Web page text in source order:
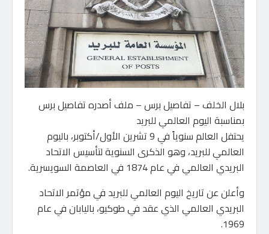
بلال الخلف – تفاصيل برس – ملف أصدره تفاصيل برس
بمناسبة اليوم العالمي للبريد
يحتفل العالم سنوياً في 9 تشرين الأول/أكتوبر، باليوم
العالمي للبريد، وهو الذكرى السنوية لتأسيس الاتحاد
البريدي العالمي في عام 1874 في العاصمة السويسرية.
وأعلن عن تاريخ اليوم العالمي للبريد في مؤتمر الاتحاد
البريدي العالمي الذي عقد في طوكيو، باليابان في عام
1969.